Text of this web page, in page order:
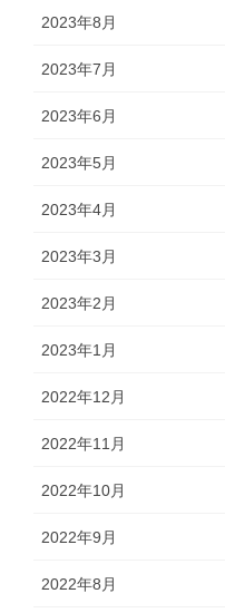
2023年8月
2023年7月
2023年6月
2023年5月
2023年4月
2023年3月
2023年2月
2023年1月
2022年12月
2022年11月
2022年10月
2022年9月
2022年8月